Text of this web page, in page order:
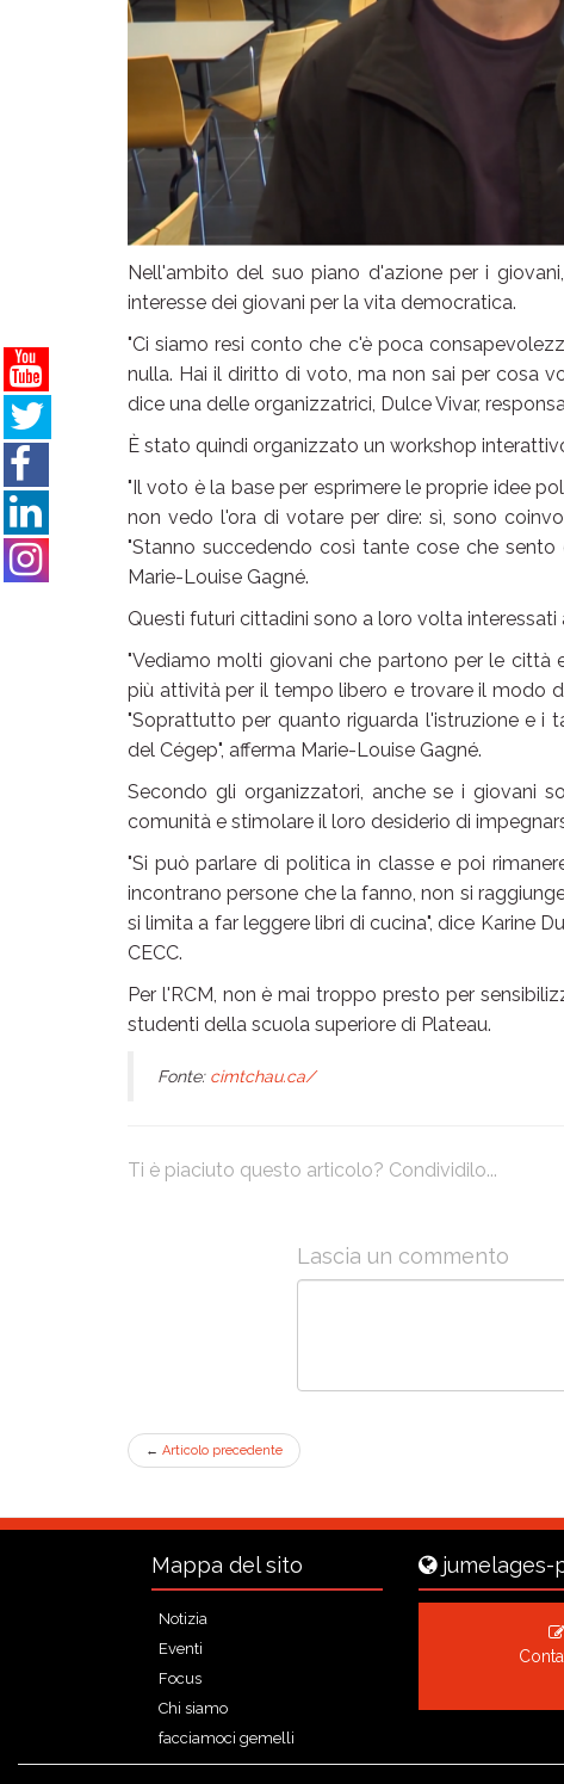
Nell'ambito del suo piano d'azione per i
interesse dei giovani per la vita democratica.
"Ci siamo resi conto che c'è poca
nulla. Hai il diritto di voto, ma non sai per cosa
dice una delle organizzatrici, Dulce Vivar,
È stato quindi organizzato un workshop
"Il voto è la base per esprimere le proprie idee
non vedo l'ora di votare per dire: sì, sono
"Stanno succedendo così tante cose che
Marie-Louise Gagné.
Questi futuri cittadini sono a loro volta
"Vediamo molti giovani che partono per le città
più attività per il tempo libero e trovare il modo
"Soprattutto per quanto riguarda l'istruzione e
del Cégep", afferma Marie-Louise Gagné.
Secondo gli organizzatori, anche se i giovani
comunità e stimolare il loro desiderio di
"Si può parlare di politica in classe e poi
incontrano persone che la fanno, non si
si limita a far leggere libri di cucina", dice Karine
CECC.
Per l'RCM, non è mai troppo presto per
studenti della scuola superiore di Plateau.
Fonte: cimtchau.ca/
Ti è piaciuto questo articolo? Condividilo...
Lascia un commento
← Articolo precedente
Mappa del sito
Notizia
Eventi
Focus
Chi siamo
facciamoci gemelli
jumelages-